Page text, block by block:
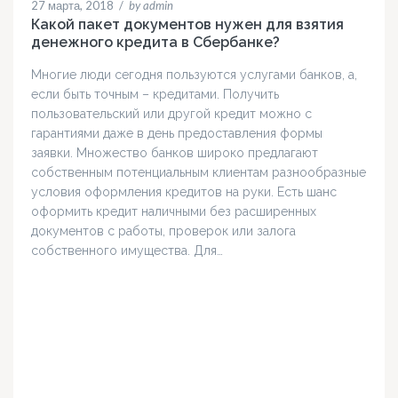
27 марта, 2018 / by admin
Какой пакет документов нужен для взятия
денежного кредита в Сбербанке?
Многие люди сегодня пользуются услугами банков, а,
если быть точным – кредитами. Получить
пользовательский или другой кредит можно с
гарантиями даже в день предоставления формы
заявки. Множество банков широко предлагают
собственным потенциальным клиентам разнообразные
условия оформления кредитов на руки. Есть шанс
оформить кредит наличными без расширенных
документов с работы, проверок или залога
собственного имущества. Для…